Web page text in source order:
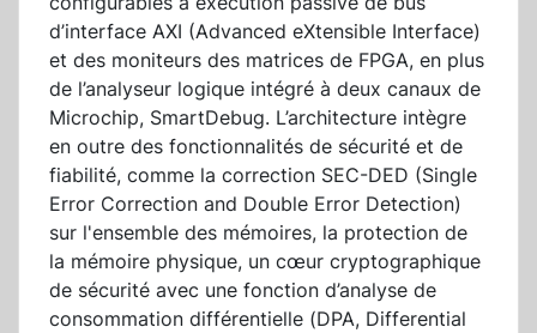
d’interface AXI (Advanced eXtensible Interface)
et des moniteurs des matrices de FPGA, en plus
de l’analyseur logique intégré à deux canaux de
Microchip, SmartDebug. L’architecture intègre
en outre des fonctionnalités de sécurité et de
fiabilité, comme la correction SEC-DED (Single
Error Correction and Double Error Detection)
sur l'ensemble des mémoires, la protection de
la mémoire physique, un cœur cryptographique
de sécurité avec une fonction d’analyse de
consommation différentielle (DPA, Differential